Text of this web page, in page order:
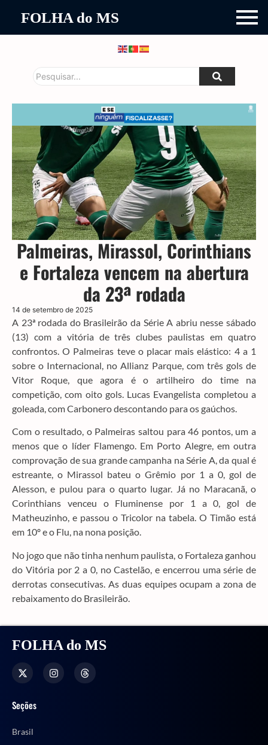
FOLHA do MS
Palmeiras, Mirassol, Corinthians
e Fortaleza vencem na abertura
da 23ª rodada
14 de setembro de 2025
A 23ª rodada do Brasileirão da Série A abriu nesse sábado
(13) com a vitória de três clubes paulistas em quatro
confrontos. O Palmeiras teve o placar mais elástico: 4 a 1
sobre o Internacional, no Allianz Parque, com três gols de
Vitor Roque, que agora é o artilheiro do time na
competição, com oito gols. Lucas Evangelista completou a
goleada, com Carbonero descontando para os gaúchos.
Com o resultado, o Palmeiras saltou para 46 pontos, um a
menos que o líder Flamengo. Em Porto Alegre, em outra
comprovação de sua grande campanha na Série A, da qual é
estreante, o Mirassol bateu o Grêmio por 1 a 0, gol de
Alesson, e pulou para o quarto lugar. Já no Maracanã, o
Corinthians venceu o Fluminense por 1 a 0, gol de
Matheuzinho, e passou o Tricolor na tabela. O Timão está
em 10º e o Flu, na nona posição.
No jogo que não tinha nenhum paulista, o Fortaleza ganhou
do Vitória por 2 a 0, no Castelão, e encerrou uma série de
derrotas consecutivas. As duas equipes ocupam a zona de
rebaixamento do Brasileirão.
FOLHA do MS
Seções
Brasil